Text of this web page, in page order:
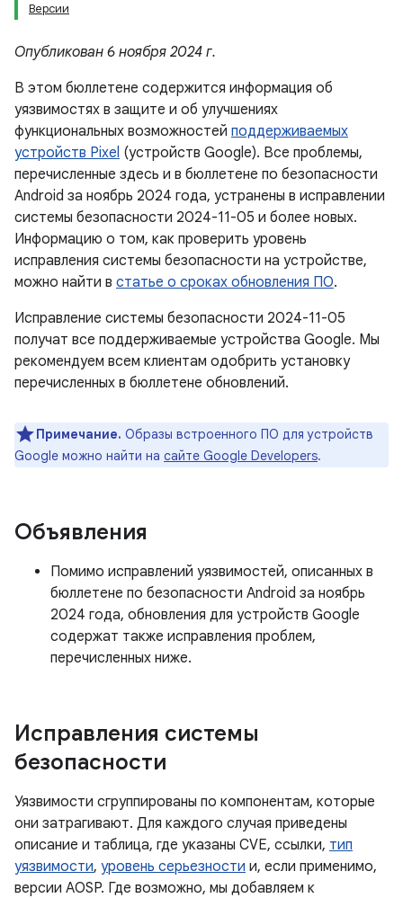
Версии
Опубликован 6 ноября 2024 г.
В этом бюллетене содержится информация об
уязвимостях в защите и об улучшениях
функциональных возможностей поддерживаемых
устройств Pixel (устройств Google). Все проблемы,
перечисленные здесь и в бюллетене по безопасности
Android за ноябрь 2024 года, устранены в исправлении
системы безопасности 2024-11-05 и более новых.
Информацию о том, как проверить уровень
исправления системы безопасности на устройстве,
можно найти в статье о сроках обновления ПО.
Исправление системы безопасности 2024-11-05
получат все поддерживаемые устройства Google. Мы
рекомендуем всем клиентам одобрить установку
перечисленных в бюллетене обновлений.
Примечание. Образы встроенного ПО для устройств
Google можно найти на сайте Google Developers.
Объявления
Помимо исправлений уязвимостей, описанных в
бюллетене по безопасности Android за ноябрь
2024 года, обновления для устройств Google
содержат также исправления проблем,
перечисленных ниже.
Исправления системы
безопасности
Уязвимости сгруппированы по компонентам, которые
они затрагивают. Для каждого случая приведены
описание и таблица, где указаны CVE, ссылки, тип
уязвимости, уровень серьезности и, если применимо,
версии AOSP. Где возможно, мы добавляем к